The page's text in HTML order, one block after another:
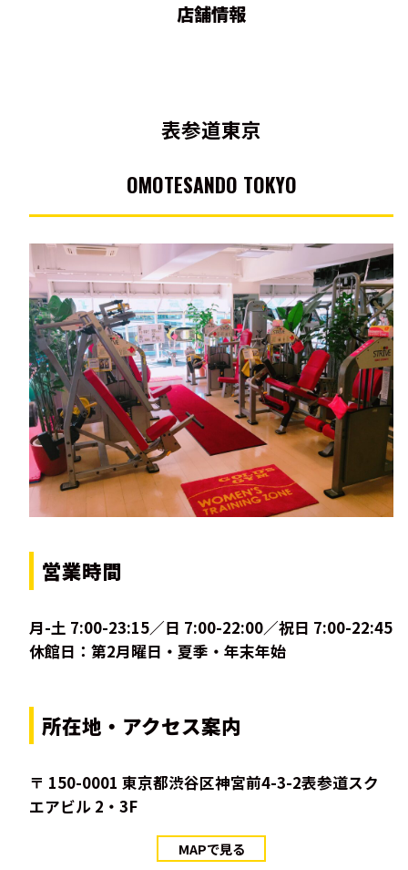
店舗情報
表参道東京
OMOTESANDO TOKYO
営業時間
月-土 7:00-23:15／日 7:00-22:00／祝日 7:00-22:45
休館日：第2月曜日・夏季・年末年始
所在地・アクセス案内
〒 150-0001 東京都渋谷区神宮前4-3-2表参道スク
エアビル 2・3F
MAPで見る